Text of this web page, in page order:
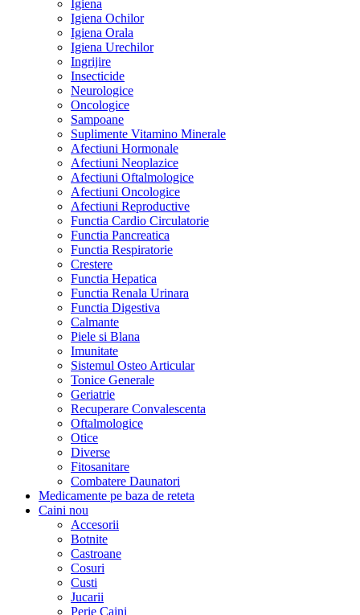
Igiena
Igiena Ochilor
Igiena Orala
Igiena Urechilor
Ingrijire
Insecticide
Neurologice
Oncologice
Sampoane
Suplimente Vitamino Minerale
Afectiuni Hormonale
Afectiuni Neoplazice
Afectiuni Oftalmologice
Afectiuni Oncologice
Afectiuni Reproductive
Functia Cardio Circulatorie
Functia Pancreatica
Functia Respiratorie
Crestere
Functia Hepatica
Functia Renala Urinara
Functia Digestiva
Calmante
Piele si Blana
Imunitate
Sistemul Osteo Articular
Tonice Generale
Geriatrie
Recuperare Convalescenta
Oftalmologice
Otice
Diverse
Fitosanitare
Combatere Daunatori
Medicamente pe baza de reteta
Caini nou
Accesorii
Botnite
Castroane
Cosuri
Custi
Jucarii
Perie Caini